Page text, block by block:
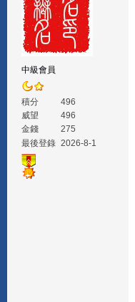
中級會員
積分
496
威望
496
金錢
275
最後登錄 2026-8-1